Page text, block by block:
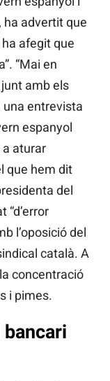
ha advertit que
ha afegit que
“Mai en
amb els
una entrevista
espanyol
a aturar
que hem dit
del
“d’error
l’oposició del
català. A
concentració
i pimes.